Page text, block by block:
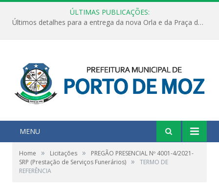
ÚLTIMAS PUBLICAÇÕES:
Últimos detalhes para a entrega da nova Orla e da Praça do Praião
MENU
Home » Licitações »
PREGÃO PRESENCIAL Nº 4001-4/2021-
SRP (Prestação de Serviços Funerários) »
TERMO DE
REFERÊNCIA